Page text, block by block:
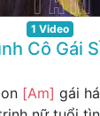
1 Video
Cô Gái
[Am] gái